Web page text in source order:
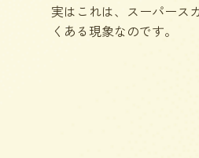
実はこれは、スーパース
くある現象なのです。